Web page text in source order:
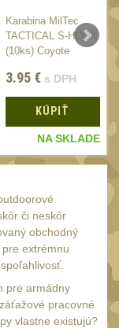
Karabina MilTec
TACTICAL S-HOOK
(10ks) Coyote
3.95 € s DPH
KÚPIŤ
NA SKLADE
či neskôr
obchodný
extrémnu
pre armádny
pracovné
vlastne existujú?